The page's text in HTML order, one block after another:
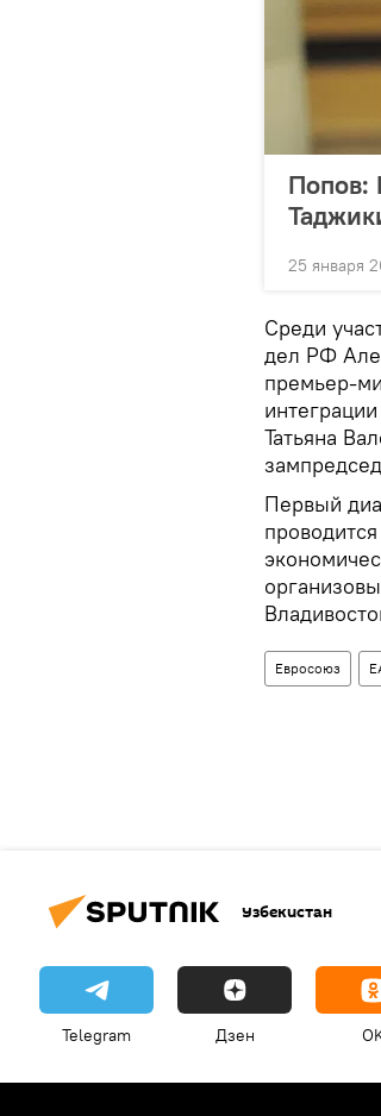
Попов:
25 января
Среди
дел РФ
премьер-
Татьяна
Первый
Евросоюз
Узбекистан
Telegram Дзен